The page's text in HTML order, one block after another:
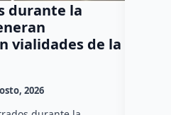
durante la
vialidades de la
2026